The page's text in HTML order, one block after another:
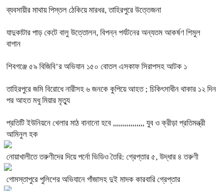
ব্যবসায়ীর মাথায় পিস্তল ঠেকিয়ে মারধর, তাহিরপুরে উত্তেজনা
যাদুকাটার পাড় কেটে বালু উত্তোলন, বিপন্ন পর্যটনের অন্যতম আকর্ষণ শিমুল
বাগান
শিবগঞ্জে ৫৯ বিজিবি’র অভিযান ১৫০ বোতল এসকাফ সিরাপসহ আটক ১
তাহিরপুরে জমি বিরোধে নারীসহ ৬ জনকে কুপিয়ে আহত ; চিকিৎসাধীন থাকার ১২ দিন
পর আহত মধু মিয়ার মৃত্যু
প্রতিটি ইউনিয়নে খেলার মাঠ বানানো হবে ,,,,,,,,,,,,,,,, যুব ও ক্রীড়া প্রতিমন্ত্রী
আমিনুল হক
নোয়াখালীতে তরুণীদের দিয়ে পর্নো ভিডিও তৈরি: গ্রেপ্তার ৫, উদ্ধার ৪ তরুণী
গোমস্তাপুরে পুলিশের অভিযানে গাঁজাসহ দুই মাদক কারবারি গ্রেপ্তার